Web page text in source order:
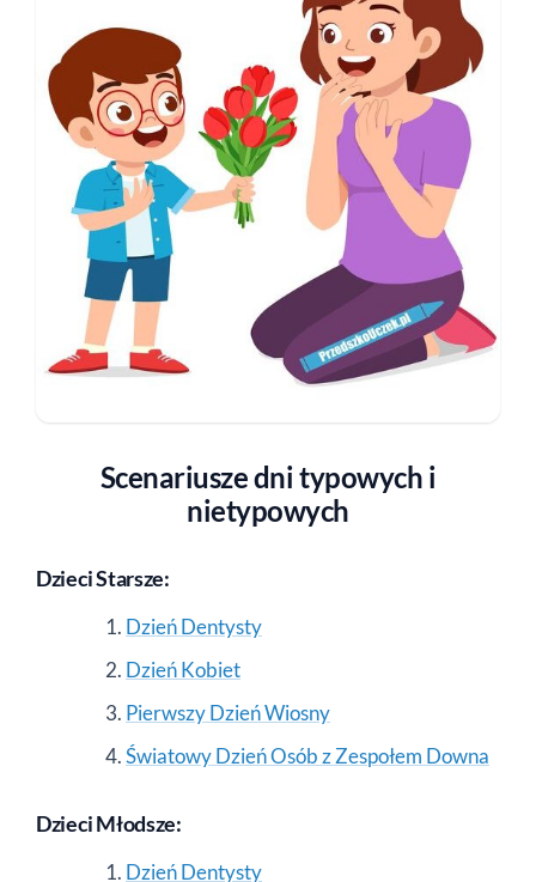
Scenariusze dni typowych i
nietypowych
Dzieci Starsze:
Dzień Dentysty
Dzień Kobiet
Pierwszy Dzień Wiosny
Światowy Dzień Osób z Zespołem Downa
Dzieci Młodsze:
Dzień Dentysty